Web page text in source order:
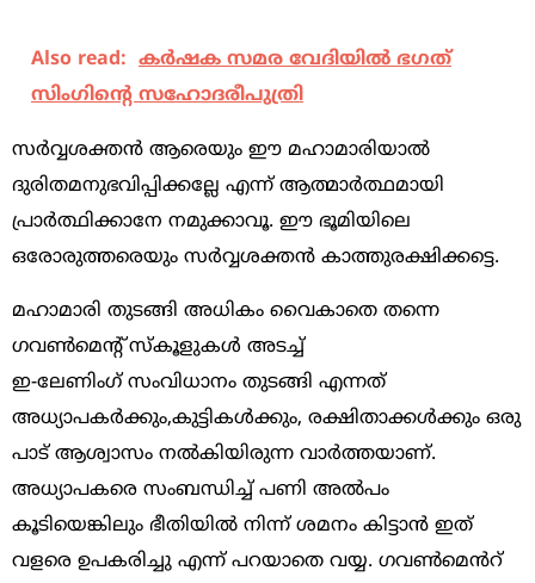
Also read: കര്‍ഷക സമര വേദിയില്‍ ഭഗത്
സിംഗിന്റെ സഹോദരീപുത്രി
സർവ്വശക്തൻ ആരെയും ഈ മഹാമാരിയാൽ
ദുരിതമനുഭവിപ്പിക്കല്ലേ എന്ന് ആത്മാർത്ഥമായി
പ്രാർത്ഥിക്കാനേ നമുക്കാവൂ. ഈ ഭൂമിയിലെ
ഒരോരുത്തരെയും സർവ്വശക്തൻ കാത്തുരക്ഷിക്കട്ടെ.
മഹാമാരി തുടങ്ങി അധികം വൈകാതെ തന്നെ
ഗവൺമെൻ്റ് സ്കൂളുകൾ അടച്ച്
ഇ-ലേണിംഗ് സംവിധാനം തുടങ്ങി എന്നത്
അധ്യാപകർക്കും,കുട്ടികൾക്കും, രക്ഷിതാക്കൾക്കും ഒരു
പാട് ആശ്വാസം നൽകിയിരുന്ന വാർത്തയാണ്.
അധ്യാപകരെ സംബന്ധിച്ച് പണി അൽപം
കൂടിയെങ്കിലും ഭീതിയിൽ നിന്ന് ശമനം കിട്ടാൻ ഇത്
വളരെ ഉപകരിച്ചു എന്ന് പറയാതെ വയ്യ. ഗവൺമെൻറ്